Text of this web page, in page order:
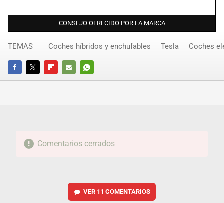
CONSEJO OFRECIDO POR LA MARCA
FACEBOOKTWITTERFLIPBOARD
E-
WHATSAPP
TEMAS Coches híbridos y enchufables Tesla Coches
Comentarios cerrados
VER 11 COMENTARIOS